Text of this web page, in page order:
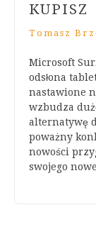
KUPISZ
Tomasz
Microsoft
odsłona
nastawione
wzbudza
alternatywę
poważny
nowości
swojego